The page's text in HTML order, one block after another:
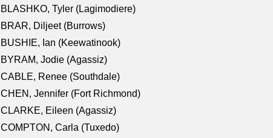
BLASHKO, Tyler (Lagimodiere)
BRAR, Diljeet (Burrows)
BUSHIE, Ian (Keewatinook)
BYRAM, Jodie (Agassiz)
CABLE, Renee (Southdale)
CHEN, Jennifer (Fort Richmond)
CLARKE, Eileen (Agassiz)
COMPTON, Carla (Tuxedo)